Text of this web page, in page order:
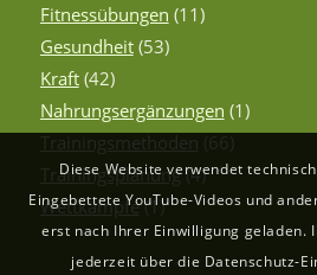
Fitnessübungen (11)
Gesundheit(53)
Kraft(42)
Nahrungsergänzungen (1)
Trainingsmethoden (66)
Trainingsplanung(4)
Wettkämpfe(1)
Diese Website verwendet
Eingebettete YouTube-Videos und
erst nach Ihrer Einwilligung geladen.
jederzeit über die Datenschutz-